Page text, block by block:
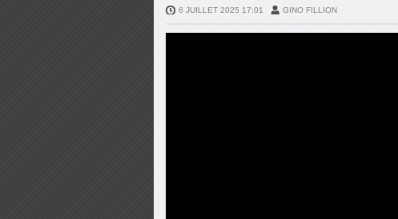
6 JUILLET 2025 17:01 GINO FILLION